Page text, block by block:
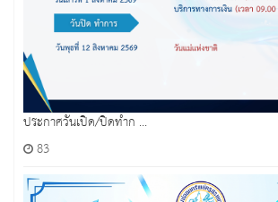
ประกาศวันเปิด/ปิดทำก ...
83